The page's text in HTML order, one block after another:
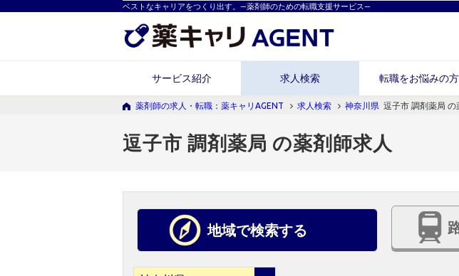
ベストなキャリアをつくり出す。―薬剤師のための転職支援サービス―
サービス紹介 求人検索 転職をお悩みの方
薬剤師の求人・転職：薬キャリAGENT 求人検索 神奈川県 逗子市 調剤薬局 の
逗子市 調剤薬局 の薬剤師求人
地域で検索する